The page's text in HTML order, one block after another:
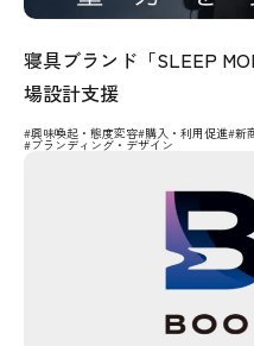
寝具ブランド「SLEEP
場設計支援
#興味喚起・態度変容#購入・利用促進#新
#ブランディング・デザイン